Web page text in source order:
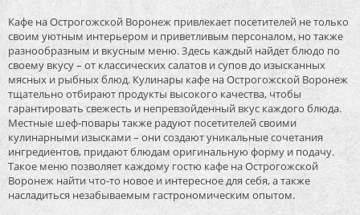
Кафе на Острогожской Воронеж привлекает посетителей не только
своим уютным интерьером и приветливым персоналом, но также
разнообразным и вкусным меню. Здесь каждый найдет блюдо по
своему вкусу – от классических салатов и супов до изысканных
мясных и рыбных блюд. Кулинары кафе на Острогожской Воронеж
тщательно отбирают продукты высокого качества, чтобы
гарантировать свежесть и непревзойденный вкус каждого блюда.
Местные шеф-повары также радуют посетителей своими
кулинарными изысками – они создают уникальные сочетания
ингредиентов, придают блюдам оригинальную форму и подачу.
Такое меню позволяет каждому гостю кафе на Острогожской
Воронеж найти что-то новое и интересное для себя, а также
насладиться незабываемым гастрономическим опытом.